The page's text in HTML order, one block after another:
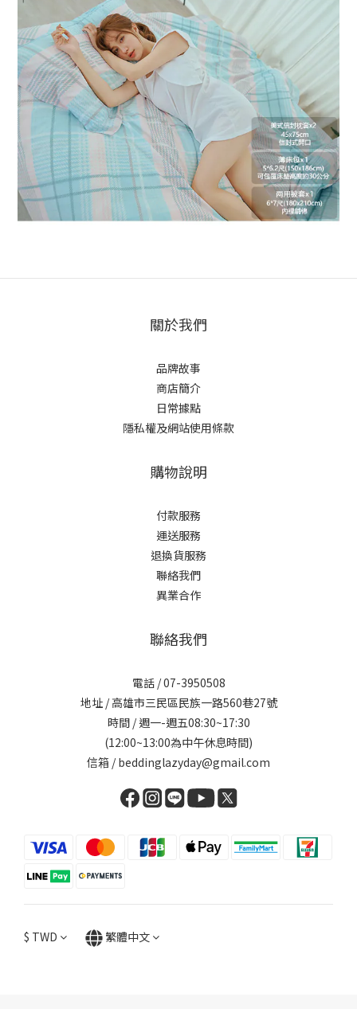
關於我們
品牌故事
商店簡介
日常據點
隱私權及網站使用條款
購物說明
付款服務
運送服務
退換貨服務
聯絡我們
異業合作
聯絡我們
電話 / 07-3950508
地址 / 高雄市三民區民族一路560巷27號
時間 / 週一-週五08:30~17:30
(12:00~13:00為中午休息時間)
信箱 / beddinglazyday@gmail.com
$ TWD 繁體中文